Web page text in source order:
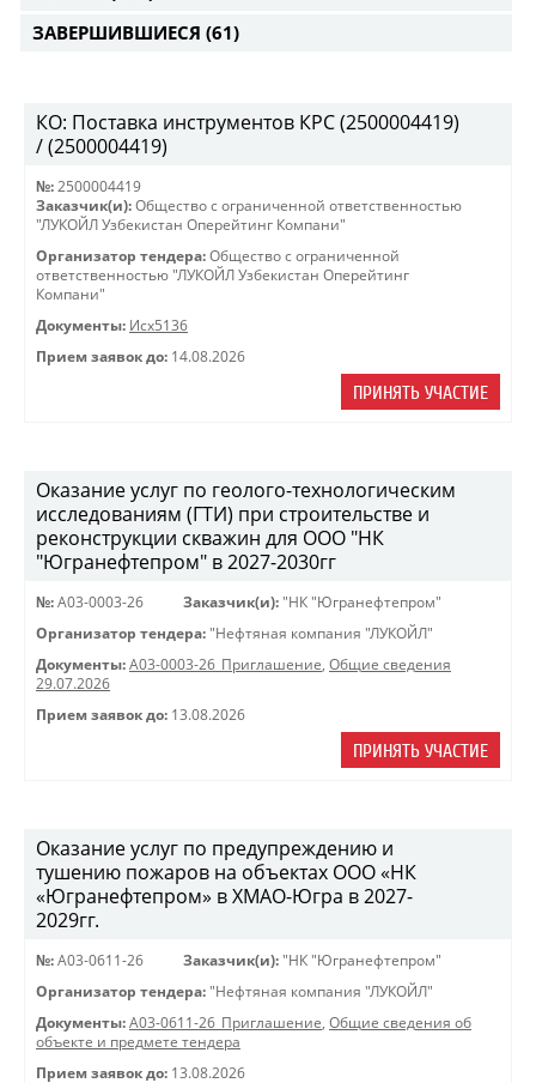
ЗАВЕРШИВШИЕСЯ (61)
КО: Поставка инструментов КРС (2500004419)
/ (2500004419)
№: 2500004419
Заказчик(и): Общество с ограниченной ответственностью
"ЛУКОЙЛ Узбекистан Оперейтинг Компани"
Организатор тендера: Общество с ограниченной
ответственностью "ЛУКОЙЛ Узбекистан Оперейтинг
Компани"
Документы: Исх5136
Прием заявок до: 14.08.2026
ПРИНЯТЬ УЧАСТИЕ
Оказание услуг по геолого-технологическим
исследованиям (ГТИ) при строительстве и
реконструкции скважин для ООО "НК
"Югранефтепром" в 2027-2030гг
№: A03-0003-26 Заказчик(и): "НК "Югранефтепром"
Организатор тендера: "Нефтяная компания "ЛУКОЙЛ"
Документы: A03-0003-26_Приглашение, Общие сведения
29.07.2026
Прием заявок до: 13.08.2026
ПРИНЯТЬ УЧАСТИЕ
Оказание услуг по предупреждению и
тушению пожаров на объектах ООО «НК
«Югранефтепром» в ХМАО-Югра в 2027-
2029гг.
№: A03-0611-26 Заказчик(и): "НК "Югранефтепром"
Организатор тендера: "Нефтяная компания "ЛУКОЙЛ"
Документы: A03-0611-26_Приглашение, Общие сведения об
объекте и предмете тендера
Прием заявок до: 13.08.2026